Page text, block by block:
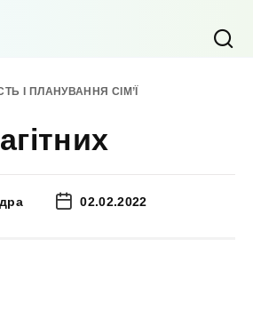
І ПЛАНУВАННЯ СІМ’Ї
02.02.2022